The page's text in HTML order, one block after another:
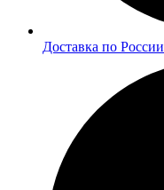
Доставка по России